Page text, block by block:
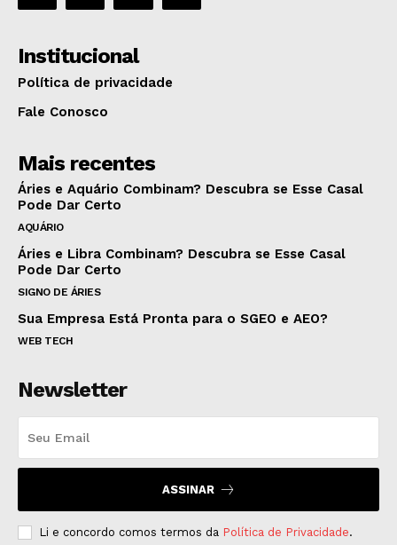
Institucional
Política de privacidade
Fale Conosco
Mais recentes
Áries e Aquário Combinam? Descubra se Esse Casal
Pode Dar Certo
AQUÁRIO
Áries e Libra Combinam? Descubra se Esse Casal
Pode Dar Certo
SIGNO DE ÁRIES
Sua Empresa Está Pronta para o SGEO e AEO?
WEB TECH
Newsletter
ASSINAR
Li e concordo comos termos da Política de Privacidade.